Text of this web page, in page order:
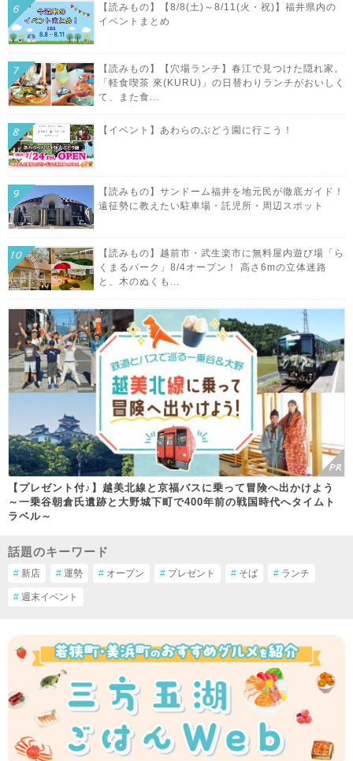
【読みもの】【8/8(土)～8/11(火・祝)】福井県内の
イベントまとめ
【読みもの】【穴場ランチ】春江で見つけた隠れ家。
「軽食喫茶 來(KURU)」の日替わりランチがおいしく
て、また食...
【イベント】あわらのぶどう園に行こう！
【読みもの】サンドーム福井を地元民が徹底ガイド！
遠征勢に教えたい駐車場・託児所・周辺スポット
【読みもの】越前市・武生楽市に無料屋内遊び場「ら
くまるパーク」8/4オープン！ 高さ6mの立体迷路
と、木のぬくも...
【プレゼント付♪】越美北線と京福バスに乗って冒険へ出かけよう
～一乗谷朝倉氏遺跡と大野城下町で400年前の戦国時代へタイムト
ラベル～
話題のキーワード
# 新店 # 運勢 # オープン # プレゼント # そば # ランチ
# 週末イベント